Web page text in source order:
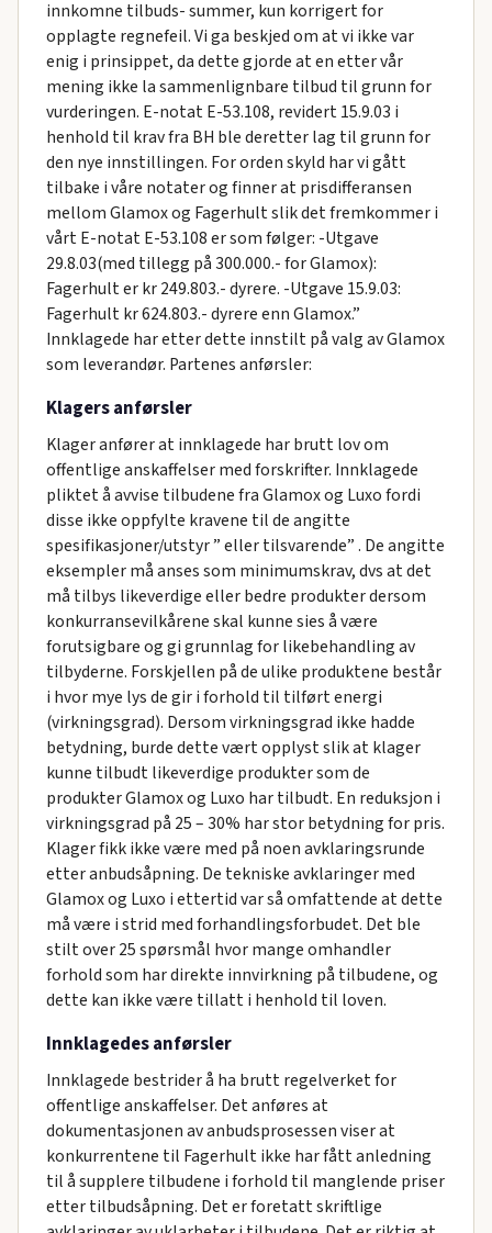
innkomne tilbuds- summer, kun korrigert for
opplagte regnefeil. Vi ga beskjed om at vi ikke var
enig i prinsippet, da dette gjorde at en etter vår
mening ikke la sammenlignbare tilbud til grunn for
vurderingen. E-notat E-53.108, revidert 15.9.03 i
henhold til krav fra BH ble deretter lag til grunn for
den nye innstillingen. For orden skyld har vi gått
tilbake i våre notater og finner at prisdifferansen
mellom Glamox og Fagerhult slik det fremkommer i
vårt E-notat E-53.108 er som følger: -Utgave
29.8.03(med tillegg på 300.000.- for Glamox):
Fagerhult er kr 249.803.- dyrere. -Utgave 15.9.03:
Fagerhult kr 624.803.- dyrere enn Glamox.”
Innklagede har etter dette innstilt på valg av Glamox
som leverandør. Partenes anførsler:
Klagers anførsler
Klager anfører at innklagede har brutt lov om
offentlige anskaffelser med forskrifter. Innklagede
pliktet å avvise tilbudene fra Glamox og Luxo fordi
disse ikke oppfylte kravene til de angitte
spesifikasjoner/utstyr ” eller tilsvarende” . De angitte
eksempler må anses som minimumskrav, dvs at det
må tilbys likeverdige eller bedre produkter dersom
konkurransevilkårene skal kunne sies å være
forutsigbare og gi grunnlag for likebehandling av
tilbyderne. Forskjellen på de ulike produktene består
i hvor mye lys de gir i forhold til tilført energi
(virkningsgrad). Dersom virkningsgrad ikke hadde
betydning, burde dette vært opplyst slik at klager
kunne tilbudt likeverdige produkter som de
produkter Glamox og Luxo har tilbudt. En reduksjon i
virkningsgrad på 25 – 30% har stor betydning for pris.
Klager fikk ikke være med på noen avklaringsrunde
etter anbudsåpning. De tekniske avklaringer med
Glamox og Luxo i ettertid var så omfattende at dette
må være i strid med forhandlingsforbudet. Det ble
stilt over 25 spørsmål hvor mange omhandler
forhold som har direkte innvirkning på tilbudene, og
dette kan ikke være tillatt i henhold til loven.
Innklagedes anførsler
Innklagede bestrider å ha brutt regelverket for
offentlige anskaffelser. Det anføres at
dokumentasjonen av anbudsprosessen viser at
konkurrentene til Fagerhult ikke har fått anledning
til å supplere tilbudene i forhold til manglende priser
etter tilbudsåpning. Det er foretatt skriftlige